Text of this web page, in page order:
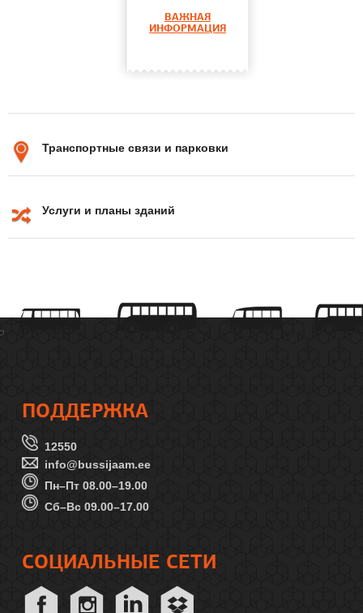
ВАЖНАЯ
ИНФОРМАЦИЯ
Транспортные связи и парковки
Услуги и планы зданий
ПОДДЕРЖКА
12550
info@bussijaam.ee
Пн–Пт 08.00–19.00
Сб–Вс 09.00–17.00
СОЦИАЛЬНЫЕ СЕТИ